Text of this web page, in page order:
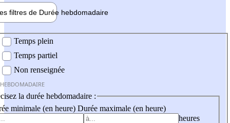
filtres de Durée hebdomadaire
Temps plein
Temps partiel
Non renseignée
la durée hebdomadaire :
minimale (en heure) Durée maximale (en heure)
heures